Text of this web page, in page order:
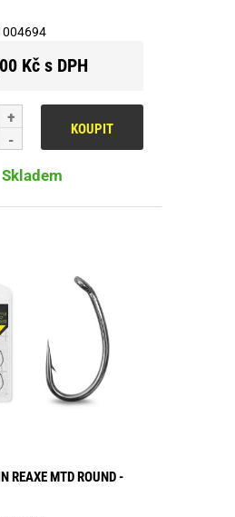
Kč s DPH
KOUPIT
Skladem
REAXE MTD ROUND -